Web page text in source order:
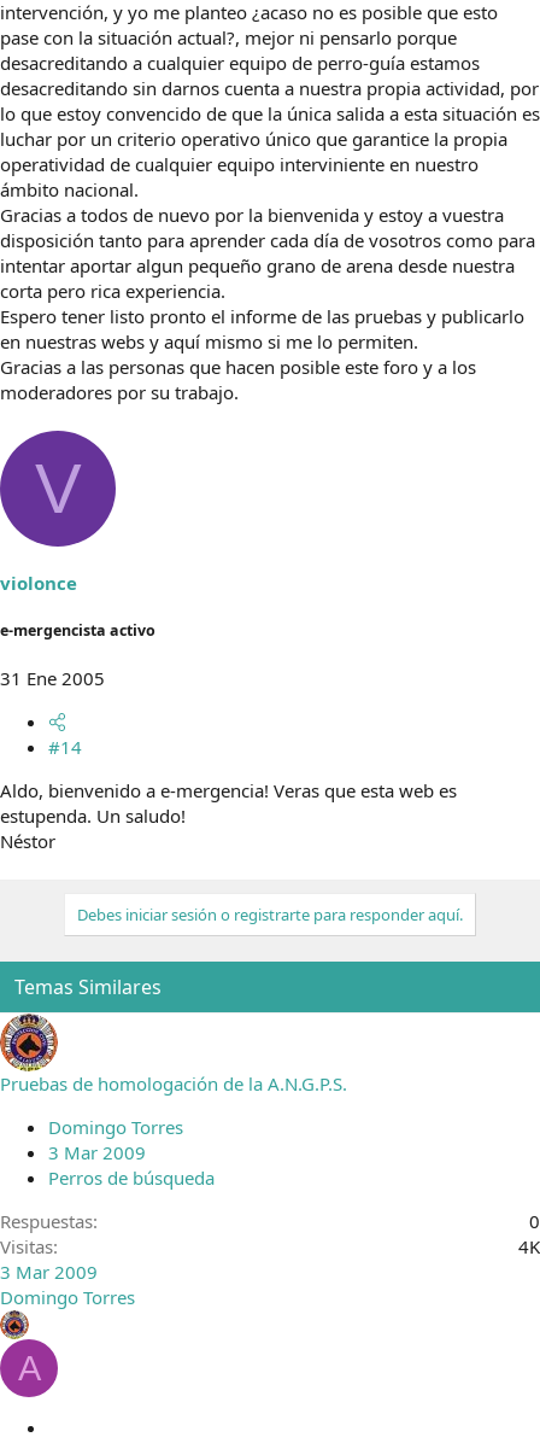
intervención, y yo me planteo ¿acaso no es posible que esto
pase con la situación actual?, mejor ni pensarlo porque
desacreditando a cualquier equipo de perro-guía estamos
desacreditando sin darnos cuenta a nuestra propia actividad, por
lo que estoy convencido de que la única salida a esta situación es
luchar por un criterio operativo único que garantice la propia
operatividad de cualquier equipo interviniente en nuestro
ámbito nacional.
Gracias a todos de nuevo por la bienvenida y estoy a vuestra
disposición tanto para aprender cada día de vosotros como para
intentar aportar algun pequeño grano de arena desde nuestra
corta pero rica experiencia.
Espero tener listo pronto el informe de las pruebas y publicarlo
en nuestras webs y aquí mismo si me lo permiten.
Gracias a las personas que hacen posible este foro y a los
moderadores por su trabajo.
V
violonce
e-mergencista activo
31 Ene 2005
#14
Aldo, bienvenido a e-mergencia! Veras que esta web es
estupenda. Un saludo!
Néstor
Debes iniciar sesión o registrarte para responder aquí.
Temas Similares
Pruebas de homologación de la A.N.G.P.S.
Domingo Torres
3 Mar 2009
Perros de búsqueda
Respuestas
0
Visitas
4K
3 Mar 2009
Domingo Torres
A